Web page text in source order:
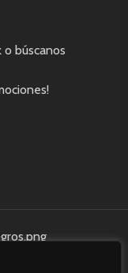
búscanos
reservados.